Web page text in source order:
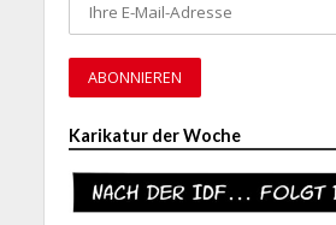
Karikatur der Woche